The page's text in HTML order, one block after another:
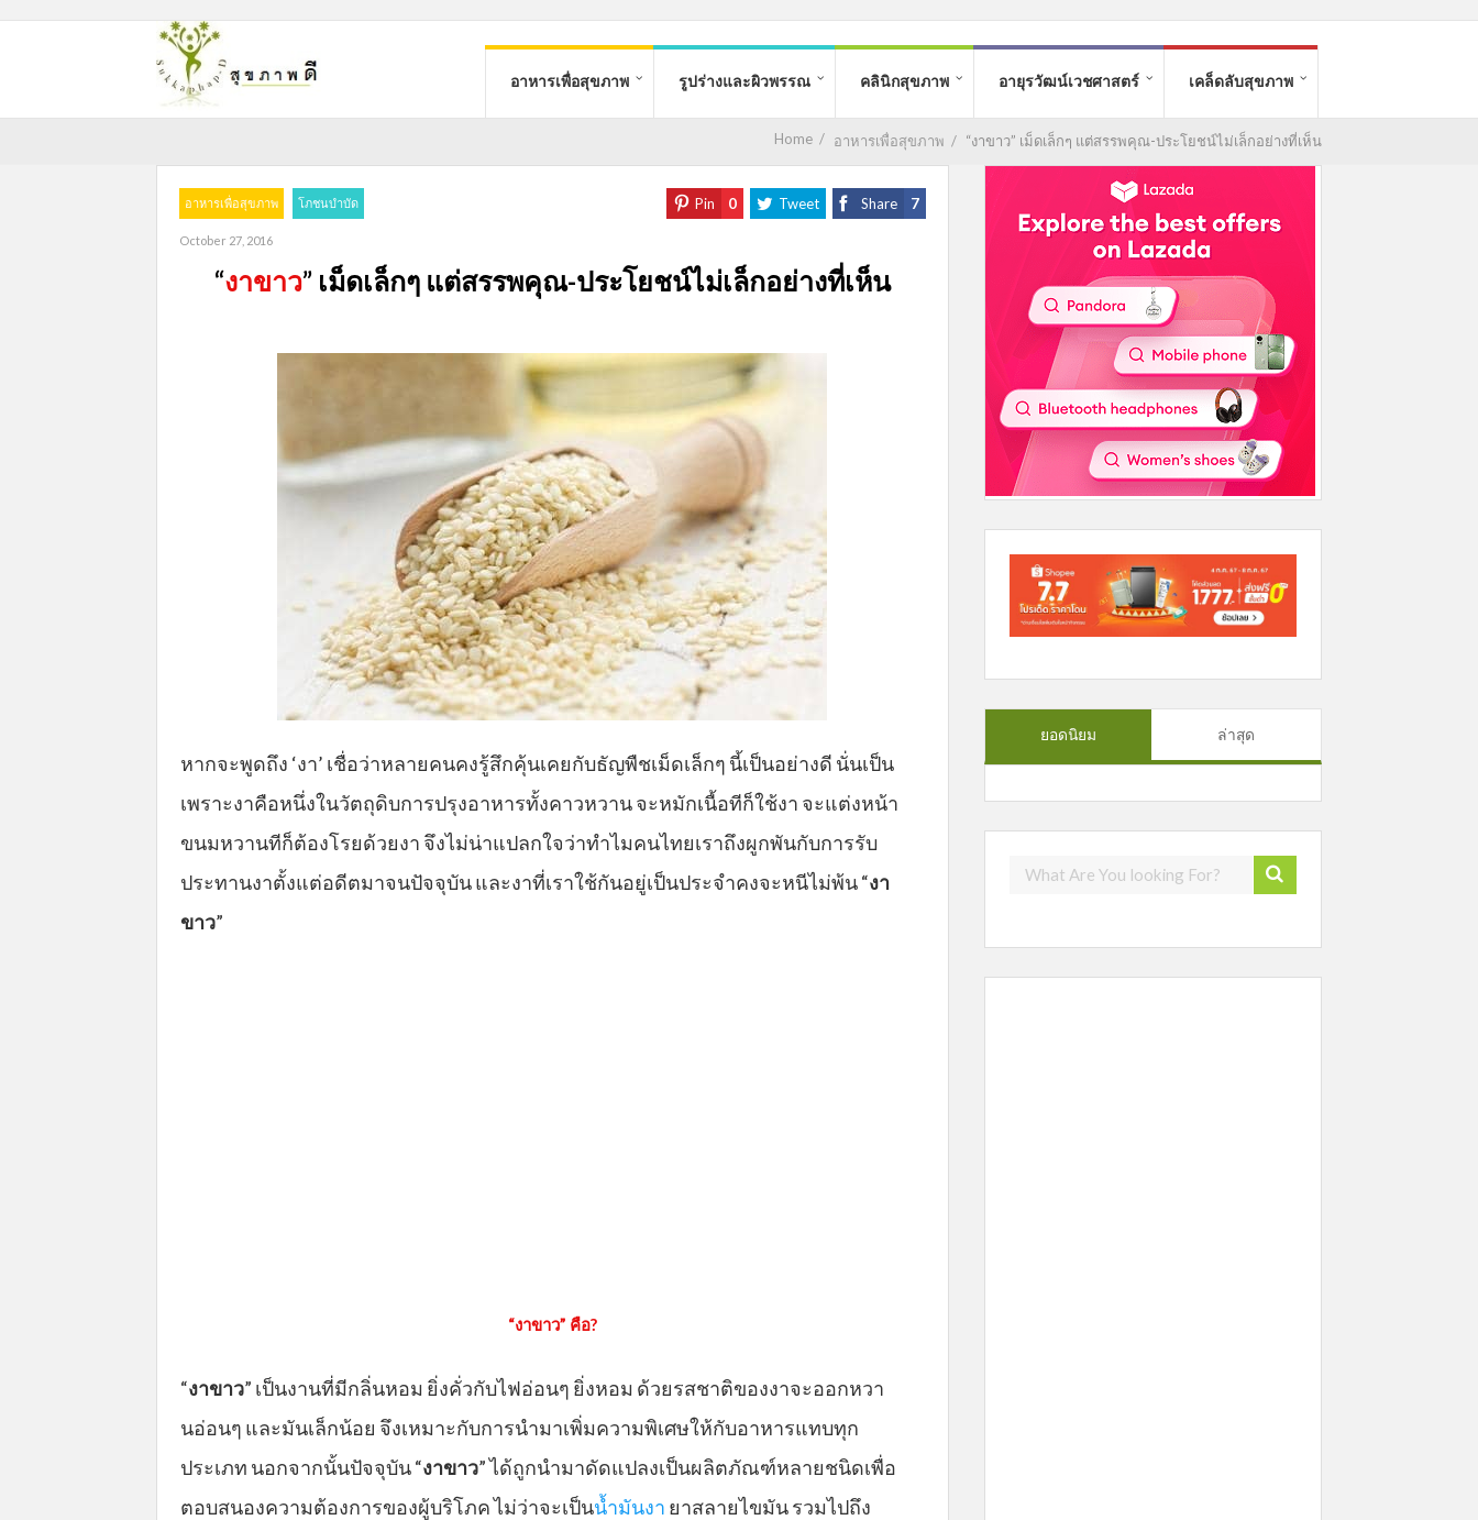
อาหารเพื่อสุขภาพ รูปร่างและผิวพรรณ คลินิกสุขภาพ อายุรวัฒน์เวชศาสตร์ เคล็ดลับสุขภาพ
Home / อาหารเพื่อสุขภาพ / “งาขาว” เม็ดเล็กๆ แต่สรรพคุณ-ประโยชน์ไม่เล็กอย่างที่เห็น
อาหารเพื่อสุขภาพ โภชนบำบัด
October 27, 2016
Share 7
Tweet
Pin 0
“งาขาว” เม็ดเล็กๆ แต่สรรพคุณ-ประโยชน์ไม่เล็กอย่างที่เห็น
หากจะพูดถึง ‘งา’ เชื่อว่าหลายคนคงรู้สึกคุ้นเคยกับธัญพืชเม็ดเล็กๆ นี้เป็นอย่างดี นั่นเป็น
เพราะงาคือหนึ่งในวัตถุดิบการปรุงอาหารทั้งคาวหวาน จะหมักเนื้อทีก็ใช้งา จะแต่งหน้า
ขนมหวานทีก็ต้องโรยด้วยงา จึงไม่น่าแปลกใจว่าทำไมคนไทยเราถึงผูกพันกับการรับ
ประทานงาตั้งแต่อดีตมาจนปัจจุบัน และงาที่เราใช้กันอยู่เป็นประจำคงจะหนีไม่พ้น “งา
ขาว”
“งาขาว” คือ?
“งาขาว” เป็นงานที่มีกลิ่นหอม ยิ่งคั่วกับไฟอ่อนๆ ยิ่งหอม ด้วยรสชาติของงาจะออกหวา
นอ่อนๆ และมันเล็กน้อย จึงเหมาะกับการนำมาเพิ่มความพิเศษให้กับอาหารแทบทุก
ประเภท นอกจากนั้นปัจจุบัน “งาขาว” ได้ถูกนำมาดัดแปลงเป็นผลิตภัณฑ์หลายชนิดเพื่อ
ตอบสนองความต้องการของผู้บริโภค ไม่ว่าจะเป็นน้ำมันงา ยาสลายไขมัน รวมไปถึง
ยอดนิยม ล่าสุด